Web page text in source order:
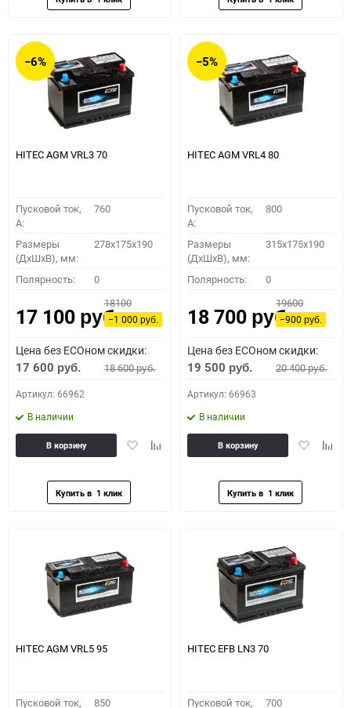
−6%
HITEC AGM VRL3 70
Пусковой ток,
A:
760
Размеры
(ДхШхВ), мм:
278x175x190
Полярность: 0
17 100 руб.
18100
−1 000руб.
Цена без ECOном скидки:
17 600 руб. 18 600руб.
Артикул: 66962
В наличии
ДобавитьДобавить
В корзину
−5%
HITEC AGM VRL4 80
Пусковой ток,
A:
800
Размеры
(ДхШхВ), мм:
315x175x190
Полярность: 0
18 700 руб.
19600
−900руб.
Цена без ECOном скидки:
19 500 руб. 20 400руб.
Артикул: 66963
В наличии
Добавить
В корзину
HITEC AGM VRL5 95
Пусковой ток, 850
HITEC EFB LN3 70
Пусковой ток, 700